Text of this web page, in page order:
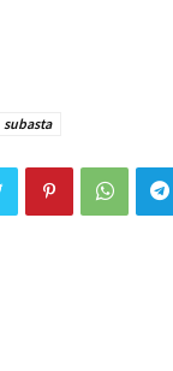
subasta